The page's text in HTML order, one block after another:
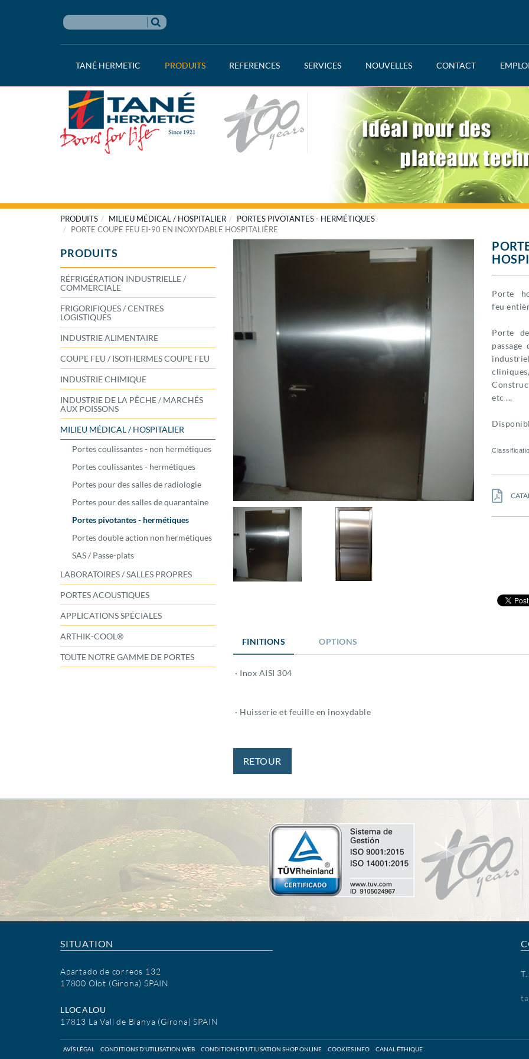
TANÉ HERMETIC PRODUITS REFERENCES SERVICES NOUVELLES CONTACT
PRODUITS MILIEU MÉDICAL / HOSPITALIER
PORTES PIVOTANTES - HERMÉTIQUES
PORTE COUPE FEU EI-90 EN INOXYDABLE HOSPITALIÈRE
PRODUITS
RÉFRIGÉRATION INDUSTRIELLE /
COMMERCIALE
FRIGORIFIQUES / CENTRES
LOGISTIQUES
INDUSTRIE ALIMENTAIRE
COUPE FEU / ISOTHERMES COUPE FEU
INDUSTRIE CHIMIQUE
INDUSTRIE DE LA PÊCHE / MARCHÉS
AUX POISSONS
MILIEU MÉDICAL / HOSPITALIER
Portes coulissantes - non hermétiques
Portes coulissantes - hermétiques
Portes pour des salles de radiologie
Portes pour des salles de quarantaine
Portes pivotantes - hermétiques
Portes double action non hermétiques
SAS / Passe-plats
LABORATOIRES / SALLES PROPRES
PORTES ACOUSTIQUES
APPLICATIONS SPÉCIALES
ARTHIK-COOL®
TOUTE NOTRE GAMME DE PORTES
Porte
feu
Porte
etc ...
FINITIONS OPTIONS
· Inox AISI 304
· Huisserie et feuille en inoxydable
RETOUR
SITUATION
Apartado de correos 132
17800 Olot (Girona) SPAIN
LLOCALOU
17813 La Vall de Bianya (Girona) SPAIN
AVÍS LÉGAL CONDITIONS D'UTILISATION WEB CONDITIONS D'UTILISATION SHOP ONLINE COOKIES INFO CANAL ÉTHIQUE